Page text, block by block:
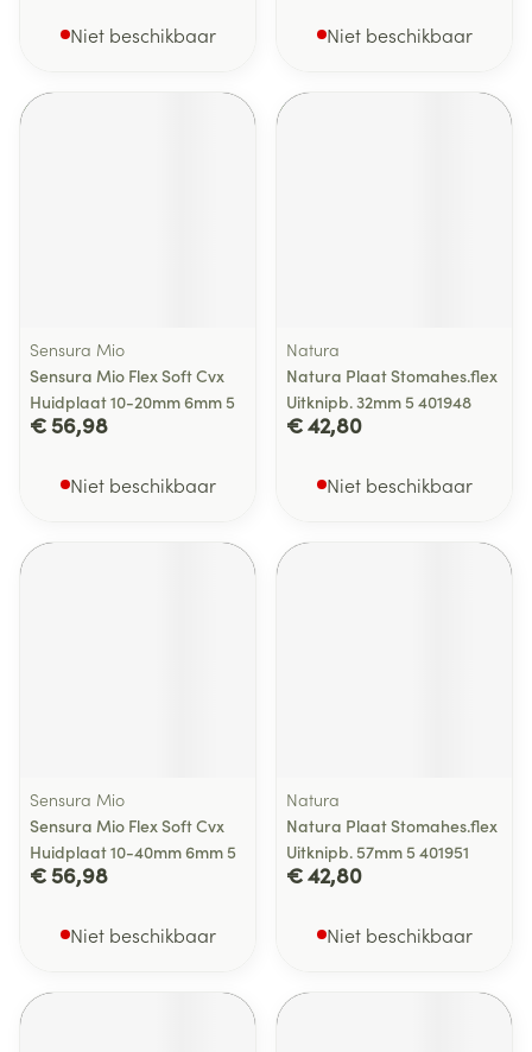
Niet beschikbaar Niet beschikbaar
Sensura Mio
Sensura Mio Flex Soft Cvx
Huidplaat 10-20mm 6mm 5
€ 56,98
Niet beschikbaar
Natura
Natura Plaat Stomahes.flex
Uitknipb. 32mm 5 401948
€ 42,80
Niet beschikbaar
Sensura Mio
Sensura Mio Flex Soft Cvx
Huidplaat 10-40mm 6mm 5
€ 56,98
Niet beschikbaar
Natura
Natura Plaat Stomahes.flex
Uitknipb. 57mm 5 401951
€ 42,80
Niet beschikbaar